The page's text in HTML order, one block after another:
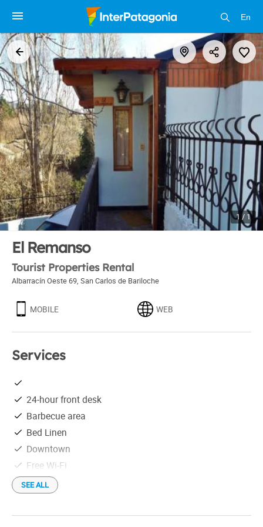
En
1 / 1
El Remanso
Tourist Properties Rental
Albarracín Oeste 69, San Carlos de Bariloche
MOBILE WEB
Services
24-hour front desk
Barbecue area
Bed Linen
Downtown
Free Wi-Fi
Hair drier
Linen
Microwave
SEE ALL